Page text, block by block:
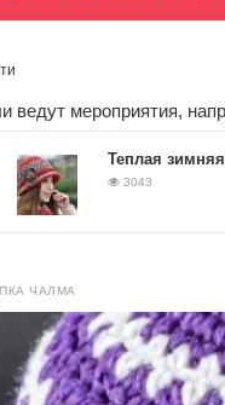
ведут мероприятия,
Теплая зимняя
3043
ЧАЛМА